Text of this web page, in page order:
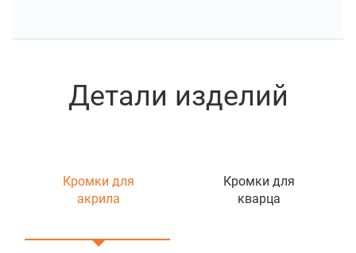
Детали изделий
Кромки для
акрила
Кромки для
кварца